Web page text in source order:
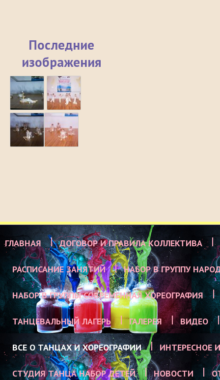
Последние
изображения
ГЛАВНАЯ ДОГОВОР И ПРАВИЛА КОЛЛЕКТИВА
РАСПИСАНИЕ ЗАНЯТИЙ НАБОР В ГРУППУ
НАБОР В ГРУППЫ СОВРЕМЕННАЯ ХОРЕОГРАФИЯ
ТАНЦЕВАЛЬНЫЙ ЛАГЕРЬ ГАЛЕРЕЯ ВИДЕО
ВСЕ О ТАНЦАХ И ХОРЕОГРАФИИ ИНТЕРЕСНОЕ
СТУДИЯ ТАНЦА НАБОР ДЕТЕЙ НОВОСТИ